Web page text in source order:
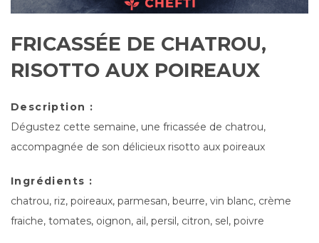
FRICASSÉE DE CHATROU,
RISOTTO AUX POIREAUX
Description :
Dégustez cette semaine, une fricassée de chatrou,
accompagnée de son délicieux risotto aux poireaux
Ingrédients :
chatrou, riz, poireaux, parmesan, beurre, vin blanc, crème
fraiche, tomates, oignon, ail, persil, citron, sel, poivre